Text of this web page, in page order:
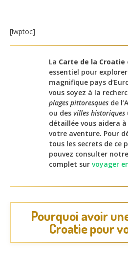
[lwptoc]
La Carte de la Croatie
essentiel pour
magnifique pays
vous soyez à la
plages pittoresques de
ou des villes historiques
détaillée vous aidera
votre aventure. Pour
tous les secrets de ce
pouvez consulter
complet sur voyager
Pourquoi avoir
Croatie pour